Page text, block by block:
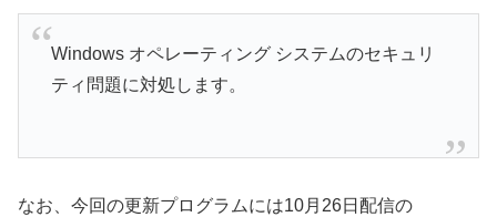
Windows オペレーティング システムのセキュリ
ティ問題に対処します。
なお、今回の更新プログラムには10月26日配信の